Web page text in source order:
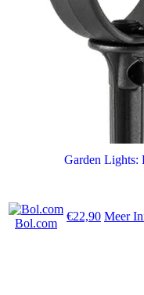
Garden Lights:
Bol.com
€22,90 Meer